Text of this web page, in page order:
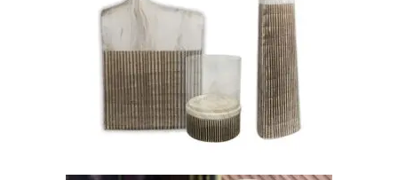
AJOUTER AU PANIER